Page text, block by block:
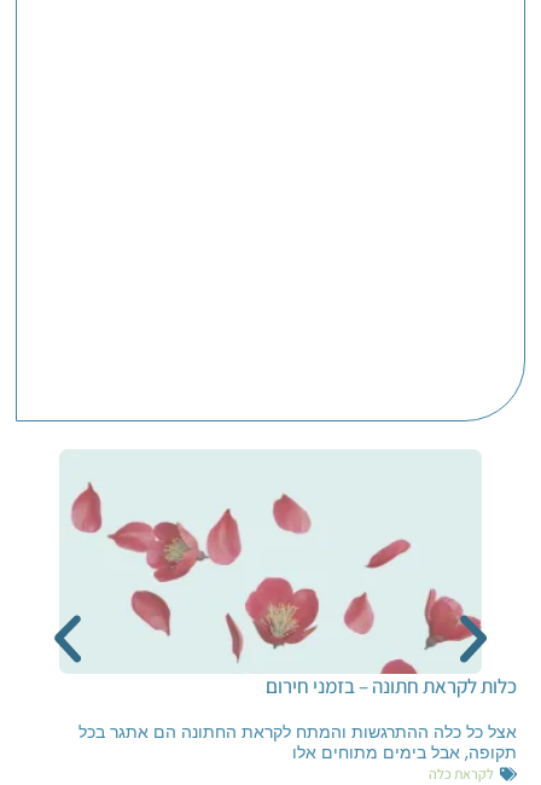
כלות לקראת חתונה – בזמני חירום
אצל כל כלה ההתרגשות והמתח לקראת החתונה הם אתגר בכל
תקופה, אבל בימים מתוחים אלו
לקראת כלה